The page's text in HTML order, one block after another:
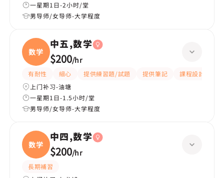
一星期1日-2小时/堂
男导师/女导师-大学程度
数学
中五,数学
$200/hr
有耐性 細心 提供練習題/試題 提供筆記 課程設計
上门补习-油塘
一星期1日-1.5小时/堂
男导师/女导师-大学程度
数学
中四,数学
$200/hr
長期補習